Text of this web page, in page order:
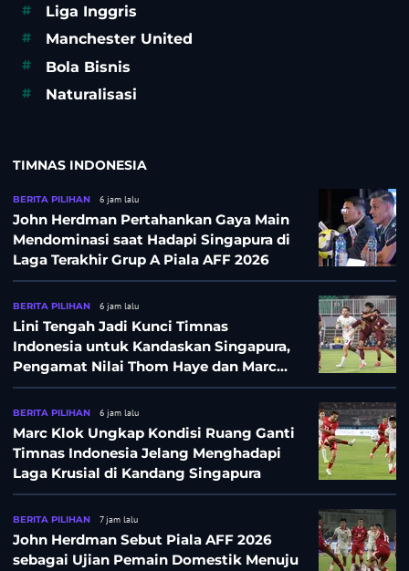
# Liga Inggris
# Manchester United
# Bola Bisnis
# Naturalisasi
TIMNAS INDONESIA
BERITA PILIHAN 6 jam lalu
John Herdman Pertahankan Gaya Main
Mendominasi saat Hadapi Singapura di
Laga Terakhir Grup A Piala AFF 2026
BERITA PILIHAN 6 jam lalu
Lini Tengah Jadi Kunci Timnas
Indonesia untuk Kandaskan Singapura,
Pengamat Nilai Thom Haye dan Marc
Klok Sebaiknya Tidak Tampil Bareng
BERITA PILIHAN 6 jam lalu
Marc Klok Ungkap Kondisi Ruang Ganti
Timnas Indonesia Jelang Menghadapi
Laga Krusial di Kandang Singapura
BERITA PILIHAN 7 jam lalu
John Herdman Sebut Piala AFF 2026
sebagai Ujian Pemain Domestik Menuju